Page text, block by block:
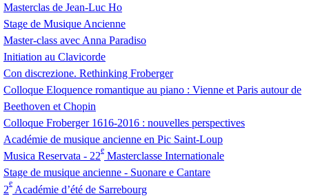
Masterclas de Jean-Luc Ho
Stage de Musique Ancienne
Master-class avec Anna Paradiso
Initiation au Clavicorde
Con discrezione. Rethinking Froberger
Colloque Eloquence romantique au piano : Vienne et Paris autour de
Beethoven et Chopin
Colloque Froberger 1616-2016 : nouvelles perspectives
Académie de musique ancienne en Pic Saint-Loup
Musica Reservata - 22
e
Masterclasse Internationale
Stage de musique ancienne - Suonare e Cantare
2
e
Académie d’été de Sarrebourg